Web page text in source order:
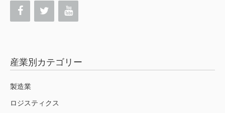
産業別カテゴリー
製造業
ロジスティクス